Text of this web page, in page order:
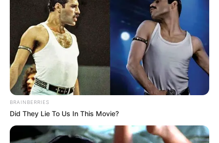
BRAINBERRIES
Did They Lie To Us In This Movie?